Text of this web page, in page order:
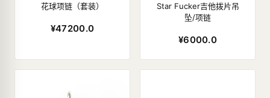
花球项链（套装）
¥47200.0
Star Fucker吉他拨片吊
坠/项链
¥6000.0